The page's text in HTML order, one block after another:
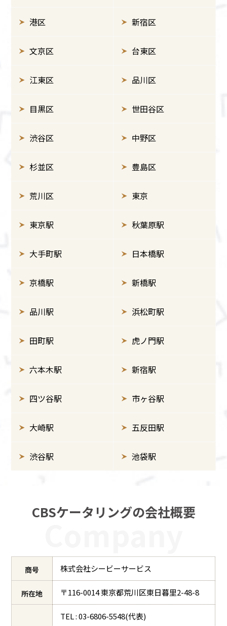
港区 新宿区
文京区 台東区
江東区 品川区
目黒区 世田谷区
渋谷区 中野区
杉並区 豊島区
荒川区 東京
東京駅 秋葉原駅
大手町駅 日本橋駅
京橋駅 新橋駅
品川駅 浜松町駅
田町駅 虎ノ門駅
六本木駅 新宿駅
四ツ谷駅 市ヶ谷駅
大崎駅 五反田駅
渋谷駅 池袋駅
CBSケータリングの会社概要
商号 株式会社シービーサービス
所在地 〒116-0014 東京都荒川区東日暮里2-48-8
TEL : 03-6806-5548(代表)